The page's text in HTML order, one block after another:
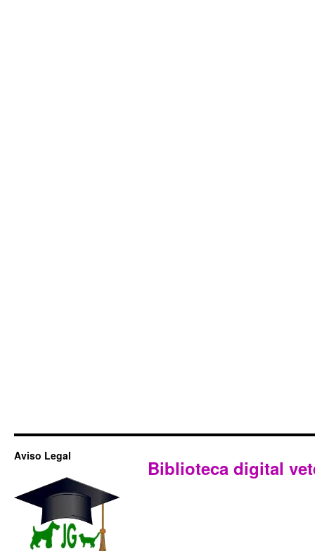
Aviso Legal
Biblioteca digital